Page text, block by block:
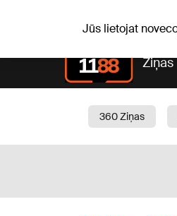
Jūs lietojat
Ziņas
360 Ziņas